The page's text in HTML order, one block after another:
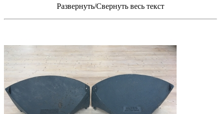
Развернуть/Свернуть весь текст